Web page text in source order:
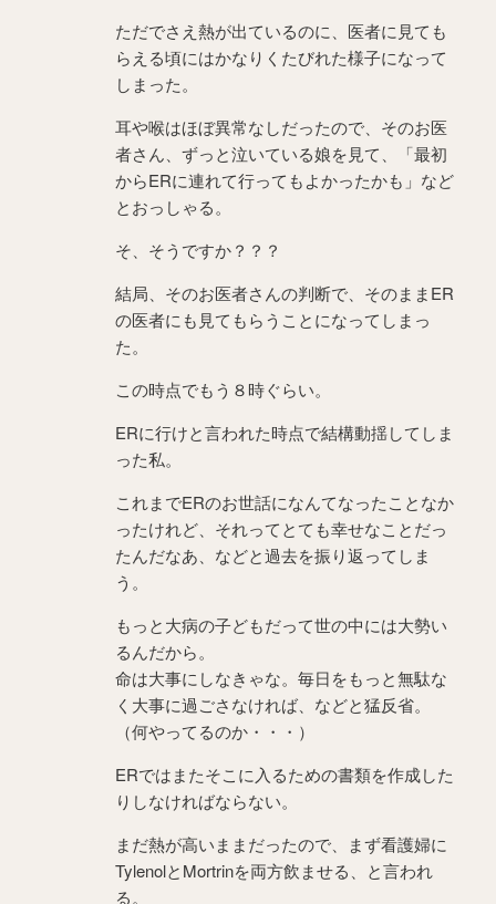
ただでさえ熱が出ているのに、医者に見ても
らえる頃にはかなりくたびれた様子になって
しまった。
耳や喉はほぼ異常なしだったので、そのお医
者さん、ずっと泣いている娘を見て、「最初
からERに連れて行ってもよかったかも」など
とおっしゃる。
そ、そうですか？？？
結局、そのお医者さんの判断で、そのままER
の医者にも見てもらうことになってしまっ
た。
この時点でもう８時ぐらい。
ERに行けと言われた時点で結構動揺してしま
った私。
これまでERのお世話になんてなったことなか
ったけれど、それってとても幸せなことだっ
たんだなあ、などと過去を振り返ってしま
う。
もっと大病の子どもだって世の中には大勢い
るんだから。
命は大事にしなきゃな。毎日をもっと無駄な
く大事に過ごさなければ、などと猛反省。
（何やってるのか・・・）
ERではまたそこに入るための書類を作成した
りしなければならない。
まだ熱が高いままだったので、まず看護婦に
TylenolとMortrinを両方飲ませる、と言われ
る。